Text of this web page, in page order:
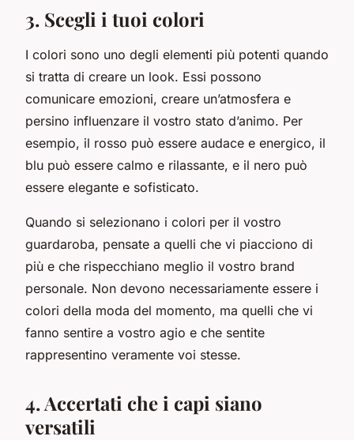
3. Scegli i tuoi colori
I colori sono uno degli elementi più potenti quando
si tratta di creare un look. Essi possono
comunicare emozioni, creare un’atmosfera e
persino influenzare il vostro stato d’animo. Per
esempio, il rosso può essere audace e energico, il
blu può essere calmo e rilassante, e il nero può
essere elegante e sofisticato.
Quando si selezionano i colori per il vostro
guardaroba, pensate a quelli che vi piacciono di
più e che rispecchiano meglio il vostro brand
personale. Non devono necessariamente essere i
colori della moda del momento, ma quelli che vi
fanno sentire a vostro agio e che sentite
rappresentino veramente voi stesse.
4. Accertati che i capi siano
versatili